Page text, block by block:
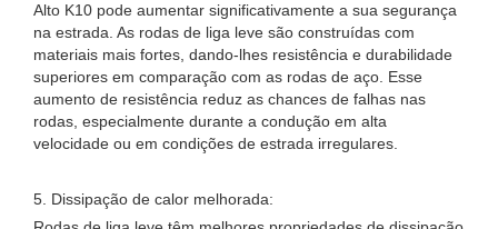
Alto K10 pode aumentar significativamente a sua segurança
na estrada. As rodas de liga leve são construídas com
materiais mais fortes, dando-lhes resistência e durabilidade
superiores em comparação com as rodas de aço. Esse
aumento de resistência reduz as chances de falhas nas
rodas, especialmente durante a condução em alta
velocidade ou em condições de estrada irregulares.
5. Dissipação de calor melhorada: